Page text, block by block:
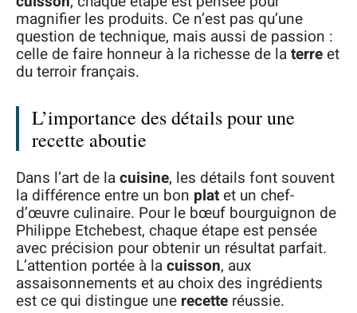
magnifier les produits. Ce n’est pas qu’une
question de technique, mais aussi de passion :
celle de faire honneur à la richesse de laterreet
du terroir français.
L’importance des détails pour une
recette aboutie
Dans l’art de lacuisine, les détails font souvent
la différence entre un bon platet un chef-
d’œuvre culinaire. Pour le bœuf bourguignon de
Philippe Etchebest, chaque étape est pensée
avec précision pour obtenir un résultat parfait.
L’attention portée à lacuisson, aux
assaisonnements et au choix des ingrédients
est ce qui distingue une recette réussie.